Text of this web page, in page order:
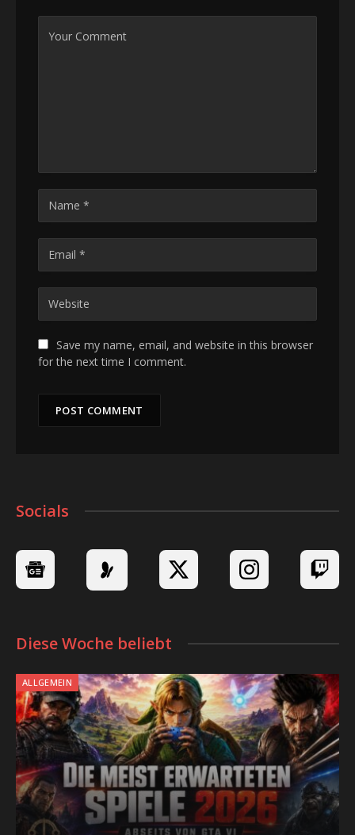
Save my name, email, and website in this browser
for the next time I comment.
Socials
Diese Woche beliebt
ALLGEMEIN